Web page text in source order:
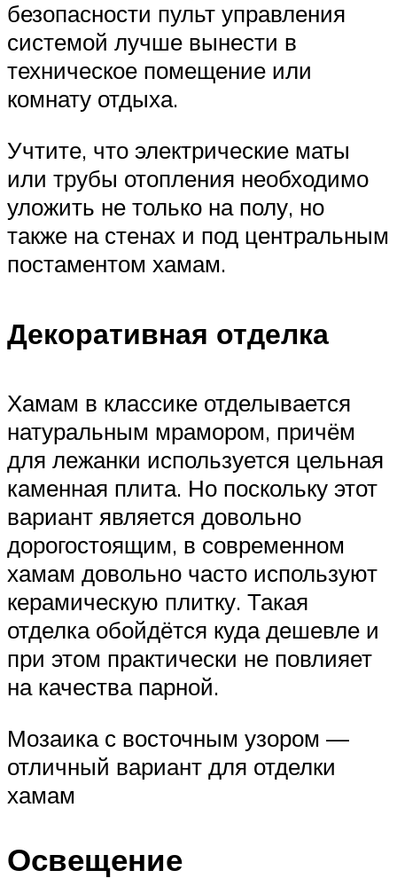
безопасности пульт управления
системой лучше вынести в
техническое помещение или
комнату отдыха.
Учтите, что электрические маты
или трубы отопления необходимо
уложить не только на полу, но
также на стенах и под центральным
постаментом хамам.
Декоративная отделка
Хамам в классике отделывается
натуральным мрамором, причём
для лежанки используется цельная
каменная плита. Но поскольку этот
вариант является довольно
дорогостоящим, в современном
хамам довольно часто используют
керамическую плитку. Такая
отделка обойдётся куда дешевле и
при этом практически не повлияет
на качества парной.
Мозаика с восточным узором —
отличный вариант для отделки
хамам
Освещение